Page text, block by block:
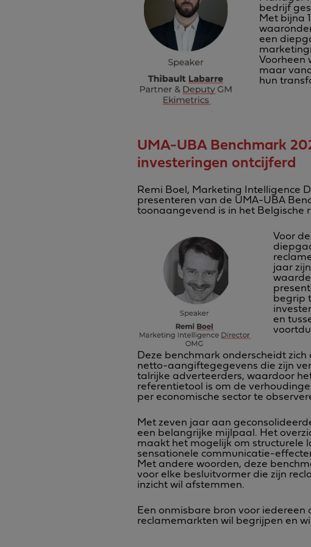
bedrijf
Met bijna
een
Voorheen
maar
hun
UMA-UBA Benchmark
investeringen ontcijferd
Remi Boel, Marketing Intelligence
presenteren van de UMA-UBA
toonaangevend is in het Belgische
Voor
jaar
begrip
en
Deze benchmark onderscheidt
netto-aangiftegegevens die zijn
talrijke adverteerders, waardoor
referentietool is om de
per economische sector te
Met zeven jaar aan
een belangrijke mijlpaal. Het
maakt het mogelijk om structurele
sensationele communicatie-
Met andere woorden, deze
voor elke besluitvormer die zijn
inzicht wil afstemmen.
Een onmisbare bron voor
reclamemarkten wil begrijpen en